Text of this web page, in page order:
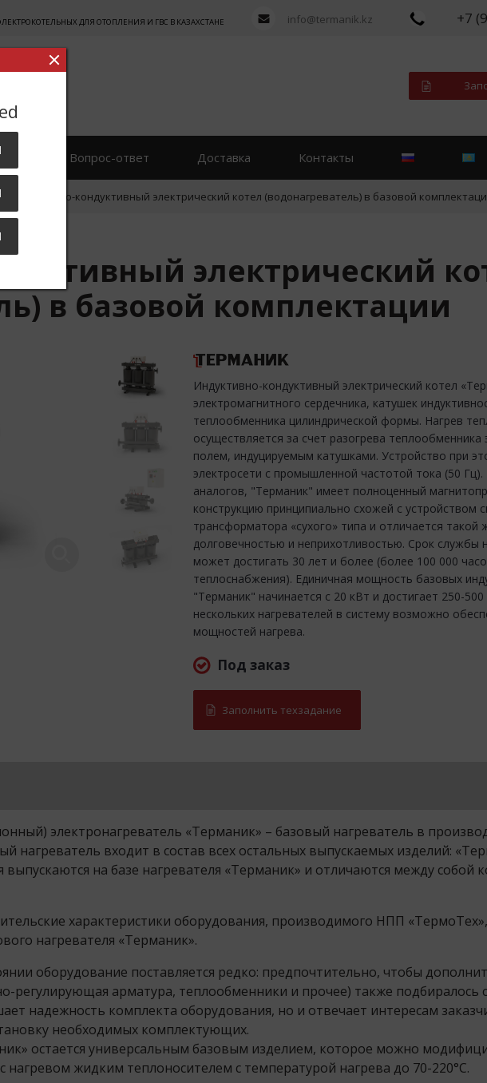
ДЛЯ ОТОПЛЕНИЯ И ГВС В КАЗАХСТАНЕ info@termanik.kz +7
Вопрос-ответ Доставка Контакты
Индуктивно-кондуктивный электрический котел (водонагреватель) в базовой
электрический
в базовой комплектации
Индуктивно-кондуктивный электрический котел
электромагнитного сердечника, катушек
теплообменника цилиндрической формы. Нагрев
осуществляется за счет разогрева
полем, индуцируемым катушками. Устройство при
электросети с промышленной частотой тока (50
аналогов, "Терманик" имеет полноценный
конструкцию принципиально схожей с устройством
трансформатора «сухого» типа и отличается
долговечностью и неприхотливостью. Срок службы
может достигать 30 лет и более (более 100 000
теплоснабжения). Единичная мощность базовых
"Терманик" начинается с 20 кВт и достигает 250-
нескольких нагревателей в систему возможно
мощностей нагрева.
Под заказ
Заполнить техзадание
электронагреватель «Терманик» – базовый нагреватель в
нагреватель входит в состав всех остальных выпускаемых изделий:
на базе нагревателя «Терманик» и отличаются между собой
характеристики оборудования, производимого НПП
нагревателя «Терманик».
оборудование поставляется редко: предпочтительно, чтобы
регулирующая арматура, теплообменники и прочее) также подбиралось
надежность комплекта оборудования, но и отвечает интересам
необходимых комплектующих.
остается универсальным базовым изделием, которое можно
нагревом жидким теплоносителем с температурой нагрева до 70-220°С.